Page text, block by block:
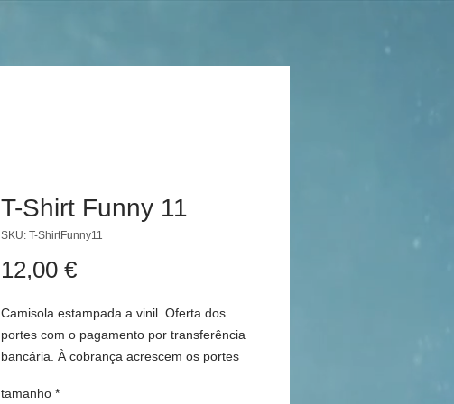
T-Shirt Funny 11
SKU: T-ShirtFunny11
12,00 €Preço
Camisola estampada a vinil. Oferta dos
portes com o pagamento por transferência
bancária. À cobrança acrescem os portes
Sugestão: Também pode ser feito em t-shirt
tamanho *